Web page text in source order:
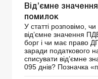
Від’ємне
помилок
У статті розповімо,
від’ємне значення
борг і чи має право
заради податкового
списувати від’ємне
095 днів? Позначка